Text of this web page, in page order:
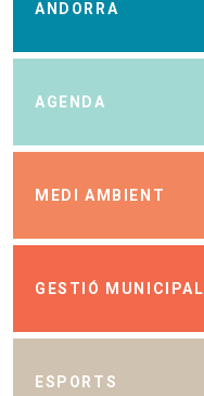
ANDORRA
AGENDA
MEDI AMBIENT
GESTIÓ MUNICIPAL
ESPORTS